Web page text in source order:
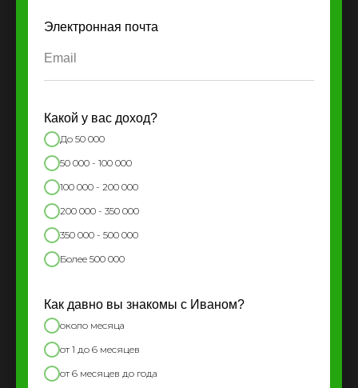
Электронная почта
Какой у вас доход?
До 50 000
50 000 - 100 000
100 000 - 200 000
200 000 - 350 000
350 000 - 500 000
Более 500 000
Как давно вы знакомы с Иваном?
около месяца
от 1 до 6 месяцев
от 6 месяцев до года